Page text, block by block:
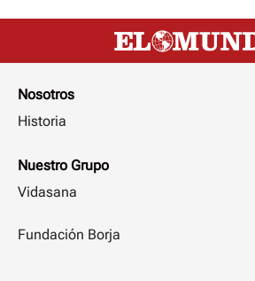
Nosotros
Historia
Nuestro Grupo
Vidasana
Fundación Borja